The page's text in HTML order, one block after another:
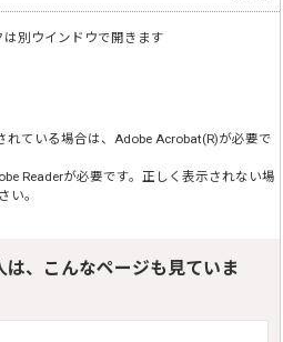
別ウインドウで開きます
ている場合は、 Adobe Acrobat(R)が必要で
Readerが必要です。正しく表示されない場
い。
は、こんなページも見ていま